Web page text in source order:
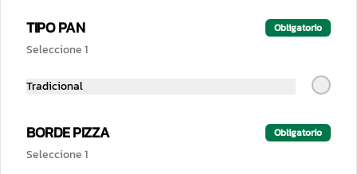
Conócenos
Descargar en iPhone
Descargar en Android
TIPO PAN Obligatorio
Seleccione 1
Tradicional
BORDE PIZZA Obligatorio
Seleccione 1